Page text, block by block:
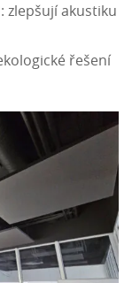
zlepšují akustiku
řešení